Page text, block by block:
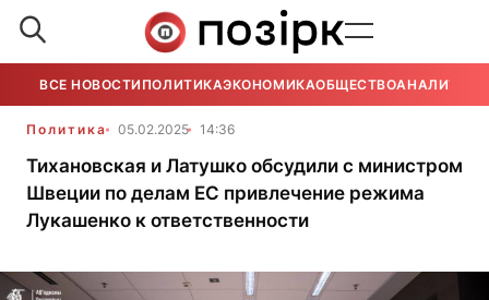
ВСЕ НОВОСТИ ПОЛИТИКАЭКОНОМИКАОБЩЕСТВОАНАЛИТИКА
Политика 05.02.2025 14:36
Тихановская и Латушко обсудили с министром
Швеции по делам ЕС привлечение режима
Лукашенко к ответственности